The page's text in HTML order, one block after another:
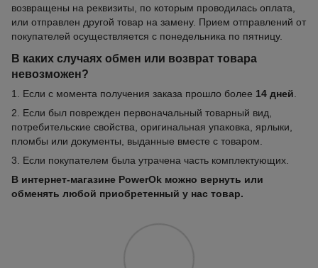
возвращены на реквизиты, по которым проводилась оплата,
или отправлен другой товар на замену. Прием отправлений от
покупателей осуществляется с понедельника по пятницу.
В каких случаях обмен или возврат товара
невозможен?
1. Если с момента получения заказа прошло более 14 дней
2. Если был поврежден первоначальный товарный вид,
потребительские свойства, оригинальная упаковка, ярлыки,
пломбы или документы, выданные вместе с товаром.
3. Если покупателем была утрачена часть комплектующих.
В интернет-магазине PowerOk можно вернуть или
обменять любой приобретенный у нас товар.